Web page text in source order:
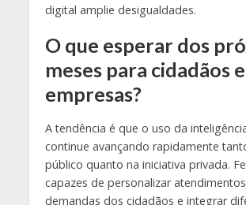
digital amplie desigualdades.
O que esperar dos
meses para cidadãos e
empresas?
A tendência é que o uso da
continue avançando rapidamente
público quanto na iniciativa privada.
capazes de personalizar
demandas dos cidadãos e integrar